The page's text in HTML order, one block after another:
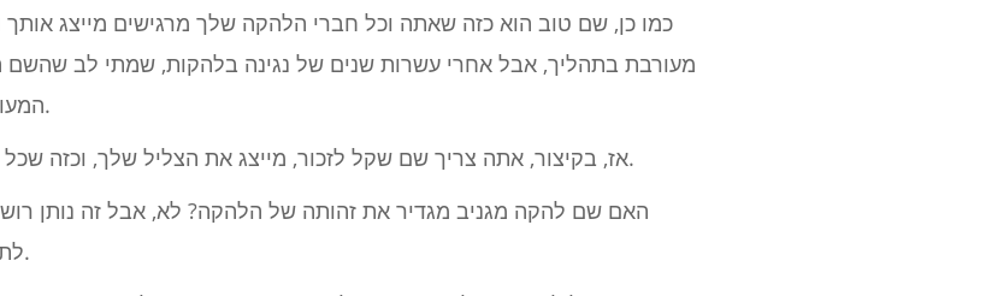
כמו כן, שם טוב הוא כזה שאתה וכל חברי הלהקה שלך מרגישים מייצג אותך
מעורבת בתהליך, אבל אחרי עשרות שנים של נגינה בלהקות, שמתי לב שהשם
המעורבים רואים בזה מצגת טובה עבור הלהקה.
אז, בקיצור, אתה צריך שם שקל לזכור, מייצג את הצליל שלך, וכזה שכל חברי הלהקה ישמחו להיות מיוצגים על ידו.
האם שם להקה מגניב מגדיר את זהותה של הלהקה? לא, אבל זה נותן רושם
לתמצית הקריירה המוסיקלית המצליחה שלך.